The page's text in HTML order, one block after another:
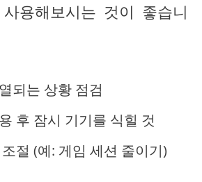
용해보시는 것이 좋습니
되는 상황 점검
후 잠시 기기를 식힐 것
절 (예: 게임 세션 줄이기)